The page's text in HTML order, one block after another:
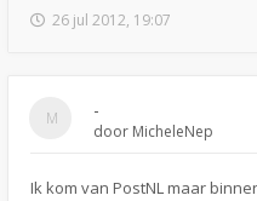
26 jul 2012, 19:07
-
door MicheleNep
Ik kom van PostNL maar